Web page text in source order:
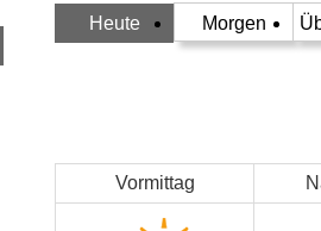
Heute Morgen
Vormittag